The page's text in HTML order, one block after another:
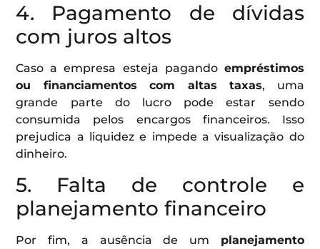
4. Pagamento de dívidas
com juros altos
Caso a empresa esteja pagando empréstimos
ou financiamentos com altas taxas, uma
grande parte do lucro pode estar sendo
consumida pelos encargos financeiros. Isso
prejudica a liquidez e impede a visualização do
dinheiro.
5. Falta de controle e
planejamento financeiro
Por fim, a ausência de um planejamento